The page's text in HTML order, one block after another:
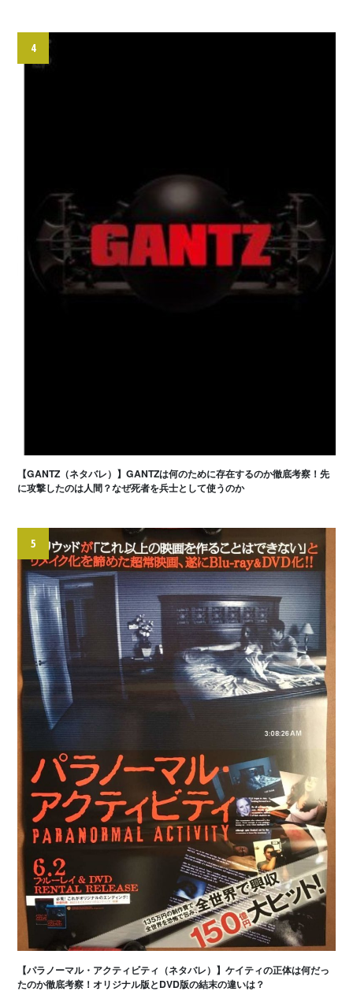
4
【GANTZ（ネタバレ）】GANTZは何のために存在するのか徹底考察！先
に攻撃したのは人間？なぜ死者を兵士として使うのか
5
【パラノーマル・アクティビティ（ネタバレ）】ケイティの正体は何だっ
たのか徹底考察！オリジナル版とDVD版の結末の違いは？